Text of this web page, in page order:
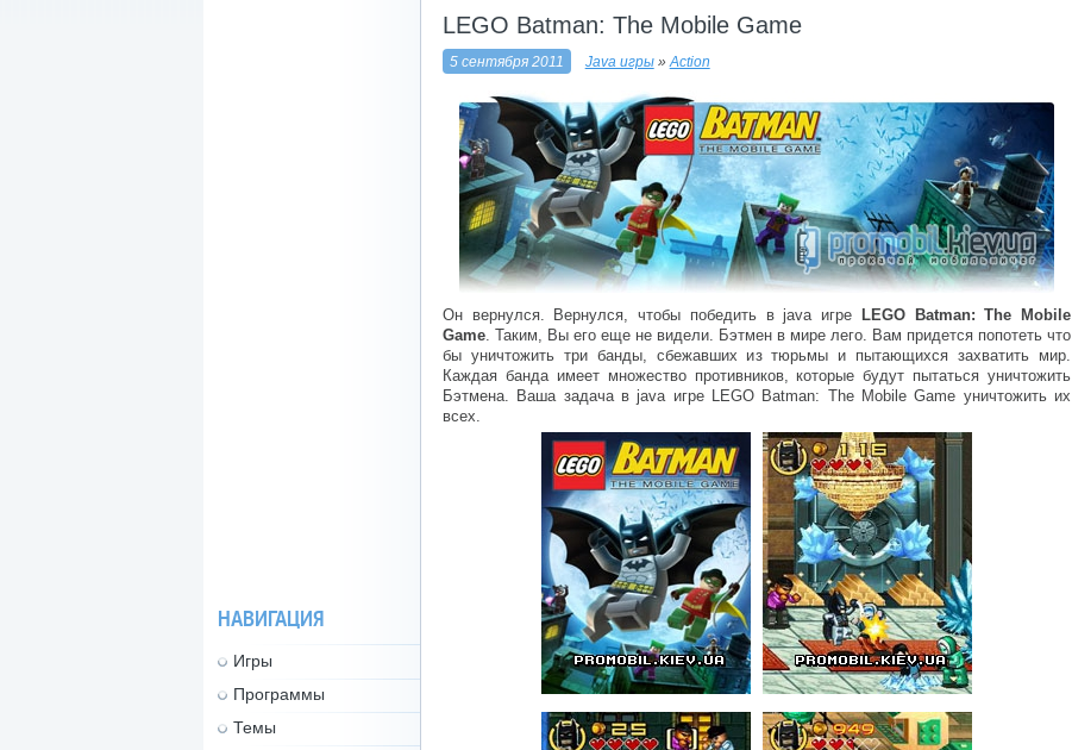
LEGO Batman: The Mobile Game
5 сентября 2011 Java игры» Action
Он вернулся. Вернулся, чтобы победить в java игре
LEGO Batman: The Mobile
Game. Таким, Вы его еще не видели. Бэтмен в мире лего. Вам придется попотеть что
бы уничтожить три банды, сбежавших из тюрьмы и пытающихся захватить мир.
Каждая банда имеет множество противников, которые будут пытаться уничтожить
Бэтмена. Ваша задача в java игре LEGO Batman: The Mobile Game уничтожить их
всех.
НАВИГАЦИЯ
Игры
Программы
Темы